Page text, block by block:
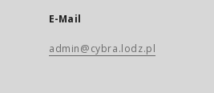
E-Mail
admin@cybra.lodz.pl